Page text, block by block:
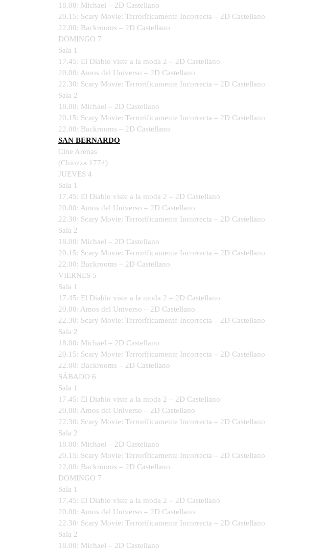
18.00: Michael – 2D Castellano
20.15: Scary Movie: Terroríficamente Incorrecta – 2D Castellano
22.00: Backrooms – 2D Castellano
DOMINGO 7
Sala 1
17.45: El Diablo viste a la moda 2 – 2D Castellano
20.00: Amos del Universo – 2D Castellano
22.30: Scary Movie: Terroríficamente Incorrecta – 2D Castellano
Sala 2
18.00: Michael – 2D Castellano
20.15: Scary Movie: Terroríficamente Incorrecta – 2D Castellano
22.00: Backrooms – 2D Castellano
SAN BERNARDO
Cine Arenas
(Chiozza 1774)
JUEVES 4
Sala 1
17.45: El Diablo viste a la moda 2 – 2D Castellano
20.00: Amos del Universo – 2D Castellano
22.30: Scary Movie: Terroríficamente Incorrecta – 2D Castellano
Sala 2
18.00: Michael – 2D Castellano
20.15: Scary Movie: Terroríficamente Incorrecta – 2D Castellano
22.00: Backrooms – 2D Castellano
VIERNES 5
Sala 1
17.45: El Diablo viste a la moda 2 – 2D Castellano
20.00: Amos del Universo – 2D Castellano
22.30: Scary Movie: Terroríficamente Incorrecta – 2D Castellano
Sala 2
18.00: Michael – 2D Castellano
20.15: Scary Movie: Terroríficamente Incorrecta – 2D Castellano
22.00: Backrooms – 2D Castellano
SÁBADO 6
Sala 1
17.45: El Diablo viste a la moda 2 – 2D Castellano
20.00: Amos del Universo – 2D Castellano
22.30: Scary Movie: Terroríficamente Incorrecta – 2D Castellano
Sala 2
18.00: Michael – 2D Castellano
20.15: Scary Movie: Terroríficamente Incorrecta – 2D Castellano
22.00: Backrooms – 2D Castellano
DOMINGO 7
Sala 1
17.45: El Diablo viste a la moda 2 – 2D Castellano
20.00: Amos del Universo – 2D Castellano
22.30: Scary Movie: Terroríficamente Incorrecta – 2D Castellano
Sala 2
18.00: Michael – 2D Castellano